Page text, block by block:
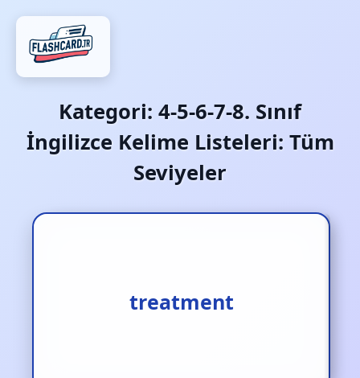
Kategori: 4-5-6-7-8. Sınıf
İngilizce Kelime Listeleri: Tüm
Seviyeler
treatment
tedavi